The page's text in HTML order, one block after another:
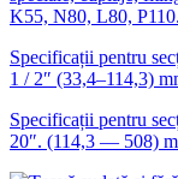
K55, N80, L80, P110.
Specificații pentru
1 / 2″ (33,4–114,3)
Specificații pentru
20″. (114,3 — 508)